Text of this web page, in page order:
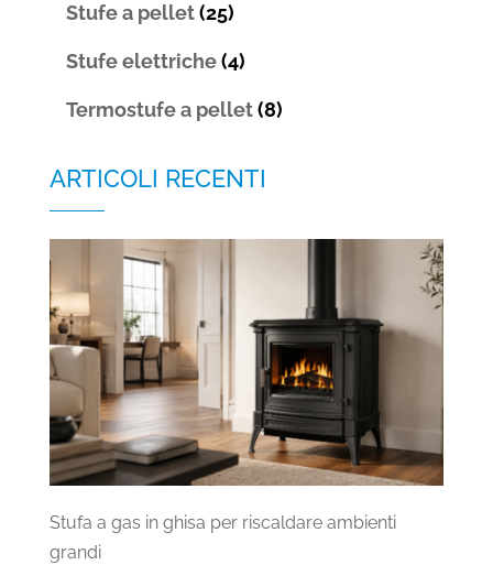
Stufe a pellet (25)
Stufe elettriche (4)
Termostufe a pellet (8)
ARTICOLI RECENTI
Stufa a gas in ghisa per riscaldare ambienti
grandi